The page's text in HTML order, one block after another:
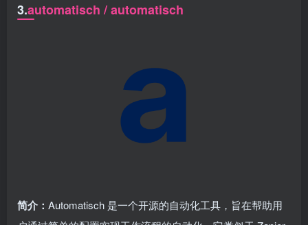
3.automatisch / automatisch
简介： Automatisch 是一个开源的自动化工具，旨在帮助用